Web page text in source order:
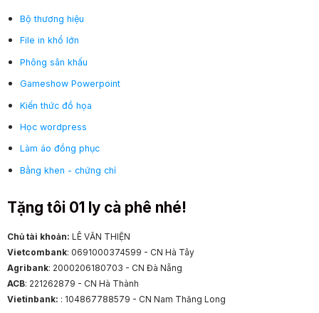
Bộ thương hiệu
File in khổ lớn
Phông sân khấu
Gameshow Powerpoint
Kiến thức đồ họa
Học wordpress
Làm áo đồng phục
Bằng khen - chứng chỉ
Tặng tôi 01 ly cà phê nhé!
Chủ tài khoản: LÊ VĂN THIỆN
Vietcombank: 0691000374599 - CN Hà Tây
Agribank: 2000206180703 - CN Đà Nẵng
ACB: 221262879 - CN Hà Thành
Vietinbank: : 104867788579 - CN Nam Thăng Long